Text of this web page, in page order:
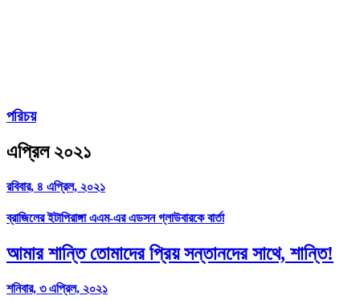
পরিচয়
এপ্রিল ২০২১
রবিবার, ৪ এপ্রিল, ২০২১
ব্রাজিলের ইটাপিরাঙ্গা এএম-এর এডসন গ্লাউবারকে বার্তা
আমার শান্তি তোমাদের প্রিয় সন্তানদের সাথে, শান্তি!
শনিবার, ৩ এপ্রিল, ২০২১